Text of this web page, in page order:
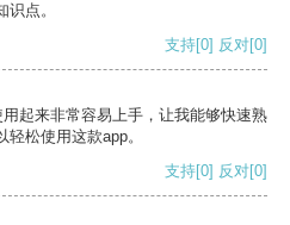
点。
支持[0] 反对[0]
起来非常容易上手，让我能够快速熟
松使用这款app。
支持[0] 反对[0]